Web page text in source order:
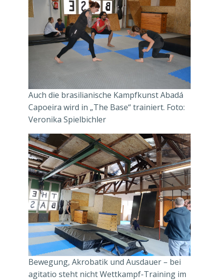
Auch die brasilianische Kampfkunst Abadá
Capoeira wird in „The Base“ trainiert. Foto:
Veronika Spielbichler
Bewegung, Akrobatik und Ausdauer – bei
agitatio steht nicht Wettkampf-Training im